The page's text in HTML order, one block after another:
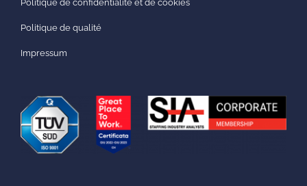
Politique de confidentialité et de cookies
Politique de qualité
Impressum